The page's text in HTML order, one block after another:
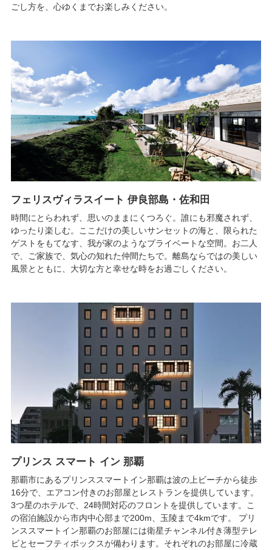
ごし方を、心ゆくまでお楽しみください。
フェリスヴィラスイート 伊良部島・佐和田
時間にとらわれず、思いのままにくつろぐ。誰にも邪魔されず、
ゆったり楽しむ。ここだけの美しいサンセットの海と、限られた
ゲストをもてなす、我が家のようなプライベートな空間。お二人
で、ご家族で、気心の知れた仲間たちで。離島ならではの美しい
風景とともに、大切な方と幸せな時をお過ごしください。
プリンス スマート イン 那覇
那覇市にあるプリンススマートイン那覇は波の上ビーチから徒歩
16分で、エアコン付きのお部屋とレストランを提供しています。
3つ星のホテルで、24時間対応のフロントを提供しています。こ
の宿泊施設から市内中心部まで200m、玉陵まで4kmです。 プリ
ンススマートイン那覇のお部屋には衛星チャンネル付き薄型テレ
ビとセーフティボックスが備わります。それぞれのお部屋に冷蔵